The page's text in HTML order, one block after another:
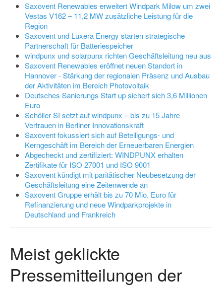
Saxovent Renewables erweitert Windpark Milow um zwei
Vestas V162 – 11,2 MW zusätzliche Leistung für die
Region
Saxovent und Luxera Energy starten strategische
Partnerschaft für Batteriespeicher
windpunx und solarpunx richten Geschäftsleitung neu aus
Saxovent Renewables eröffnet neuen Standort in
Hannover - Stärkung der regionalen Präsenz und Ausbau
der Aktivitäten im Bereich Photovoltaik
Deutsches Sanierungs Start up sichert sich 3,6 Millionen
Euro
Schöller SI setzt auf windpunx – bis zu 15 Jahre
Vertrauen in Berliner Innovationskraft
Saxovent fokussiert sich auf Beteiligungs- und
Kerngeschäft im Bereich der Erneuerbaren Energien
Abgecheckt und zertifiziert: WINDPUNX erhalten
Zertifikate für ISO 27001 und ISO 9001
Saxovent kündigt mit paritätischer Neubesetzung der
Geschäftsleitung eine Zeitenwende an
Saxovent Gruppe erhält bis zu 70 Mio. Euro für
Refinanzierung und neue Windparkprojekte in
Deutschland und Frankreich
Meist geklickte
Pressemitteilungen der